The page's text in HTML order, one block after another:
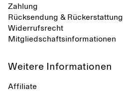
Zahlung
Rücksendung & Rückerstattung
Widerrufsrecht
Mitgliedschaftsinformationen
Weitere Informationen
Affiliate